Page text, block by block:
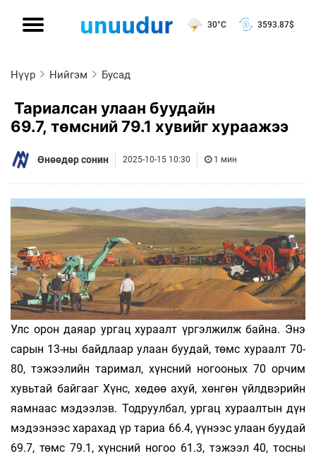
30°C 3593.87$
Нүүр Нийгэм Бусад
Тариалсан улаан буудайн
69.7, төмсний 79.1 хувийг хураажээ
Өнөөдөр сонин 2025-10-15 10:30 1 мин
Улс орон даяар ургац хураалт үргэлжилж байна. Энэ
сарын 13-ны байдлаар улаан буудай, төмс хураалт 70-
80, тэжээлийн таримал, хүнсний ногооных 70 орчим
хувьтай байгааг Хүнс, хөдөө ахуй, хөнгөн үйлдвэрийн
яамнаас мэдээлэв. Тодруулбал, ургац хураалтын дүн
мэдээнээс харахад үр тариа 66.4, үүнээс улаан буудай
69.7, төмс 79.1, хүнсний ногоо 61.3, тэжээл 40, тосны